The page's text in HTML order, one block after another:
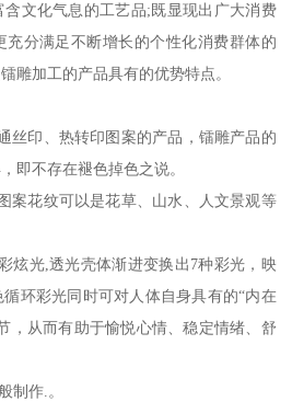
文化气息的工艺品;既显现出广大消费
充分满足不断增长的个性化消费群体的
雕加工的产品具有的优势特点。
丝印、热转印图案的产品，镭雕产品的
即不存在褪色掉色之说。
案花纹可以是花草、山水、人文景观等
炫光,透光壳体渐进变换出7种彩光，映
环彩光同时可对人体自身具有的“内在
，从而有助于愉悦心情、稳定情绪、舒
制作.。